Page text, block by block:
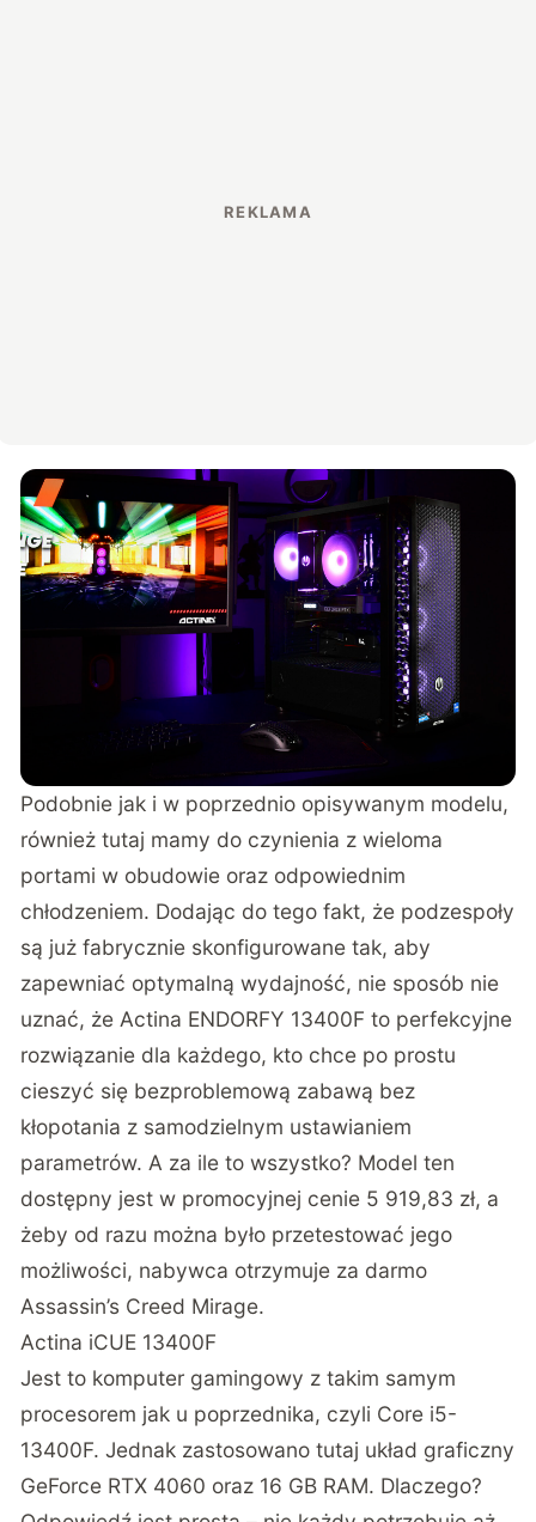
Podobnie jak i w poprzednio opisywanym modelu,
również tutaj mamy do czynienia z wieloma
portami w obudowie oraz odpowiednim
chłodzeniem. Dodając do tego fakt, że podzespoły
są już fabrycznie skonfigurowane tak, aby
zapewniać optymalną wydajność, nie sposób nie
uznać, że Actina ENDORFY 13400F to perfekcyjne
rozwiązanie dla każdego, kto chce po prostu
cieszyć się bezproblemową zabawą bez
kłopotania z samodzielnym ustawianiem
parametrów. A za ile to wszystko? Model ten
dostępny jest w promocyjnej cenie 5 919,83 zł, a
żeby od razu można było przetestować jego
możliwości, nabywca otrzymuje za darmo
Assassin’s Creed Mirage.
Actina iCUE 13400F
Jest to komputer gamingowy z takim samym
procesorem jak u poprzednika, czyli Core i5-
13400F. Jednak zastosowano tutaj układ graficzny
GeForce RTX 4060 oraz 16 GB RAM. Dlaczego?